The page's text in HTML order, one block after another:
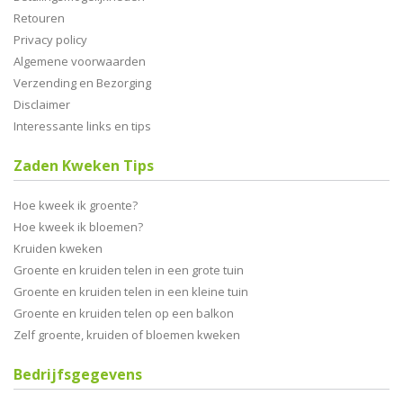
Retouren
Privacy policy
Algemene voorwaarden
Verzending en Bezorging
Disclaimer
Interessante links en tips
Zaden Kweken Tips
Hoe kweek ik groente?
Hoe kweek ik bloemen?
Kruiden kweken
Groente en kruiden telen in een grote tuin
Groente en kruiden telen in een kleine tuin
Groente en kruiden telen op een balkon
Zelf groente, kruiden of bloemen kweken
Bedrijfsgegevens